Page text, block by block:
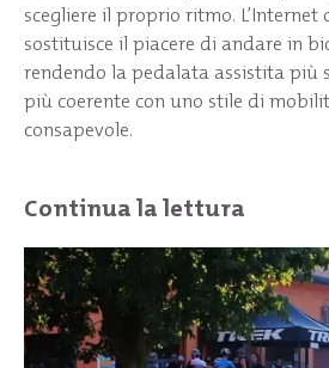
scegliere il proprio ritmo. L’Internet
sostituisce il piacere di andare in
rendendo la pedalata assistita più
più coerente con uno stile di
consapevole.
Continua la lettura